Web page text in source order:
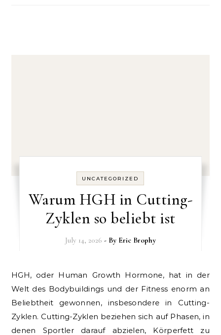
UNCATEGORIZED
Warum HGH in Cutting-
Zyklen so beliebt ist
July 14, 2026 - By Eric Brophy
HGH, oder Human Growth Hormone, hat in der
Welt des Bodybuildings und der Fitness enorm an
Beliebtheit gewonnen, insbesondere in Cutting-
Zyklen. Cutting-Zyklen beziehen sich auf Phasen, in
denen Sportler darauf abzielen, Körperfett zu